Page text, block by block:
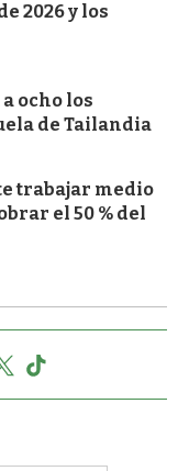
2026 y los
ocho los
de Tailandia
trabajar medio
el 50 % del